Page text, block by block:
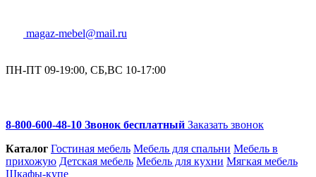
magaz-mebel@mail.ru
ПН-ПТ 09-19:00, СБ,ВС 10-17:00
8-800-600-48-10 Звонок бесплатный Заказать звонок
Каталог Гостиная мебель Мебель для спальни Мебель в
прихожую Детская мебель Мебель для кухни Мягкая мебель
Шкафы-купе